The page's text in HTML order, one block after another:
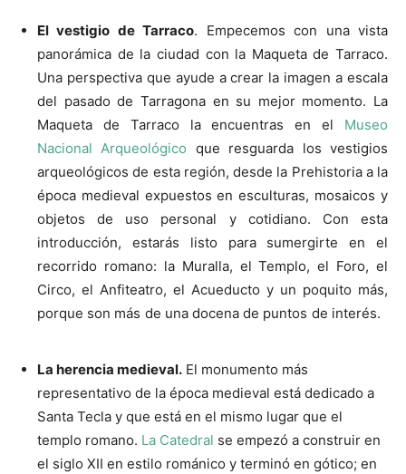
El vestigio de Tarraco. Empecemos con una vista
panorámica de la ciudad con la Maqueta de Tarraco.
Una perspectiva que ayude a crear la imagen a escala
del pasado de Tarragona en su mejor momento. La
Maqueta de Tarraco la encuentras en el Museo
Nacional Arqueológico que resguarda los vestigios
arqueológicos de esta región, desde la Prehistoria a la
época medieval expuestos en esculturas, mosaicos y
objetos de uso personal y cotidiano. Con esta
introducción, estarás listo para sumergirte en el
recorrido romano: la Muralla, el Templo, el Foro, el
Circo, el Anfiteatro, el Acueducto y un poquito más,
porque son más de una docena de puntos de interés.
La herencia medieval. El monumento más
representativo de la época medieval está dedicado a
Santa Tecla y que está en el mismo lugar que el
templo romano. La Catedral se empezó a construir en
el siglo XII en estilo románico y terminó en gótico; en